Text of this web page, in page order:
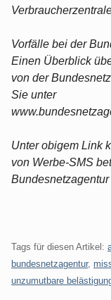
Vorfälle bei der
Einen Überblick
von der
Sie unter
Unter obigem Link
von Werbe-SMS
Bundesnetzagentur
Tags für diesen Artikel:
bundesnetzagentur,
unzumutbare